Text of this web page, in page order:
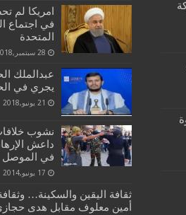
امريكا لم
في اجتماع
المتحدة
28 سبتمبر,2018
عبدالملك
يجري في
21 يونيو,2018
نشوب
داعش
في الموصل
17 يونيو,2014
ثقافة اليقين والسكينة… وثقافة
أمين معلوف مقابل هدى